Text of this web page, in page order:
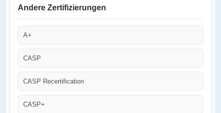
Andere Zertifizierungen
A+
CASP
CASP Recertification
CASP+